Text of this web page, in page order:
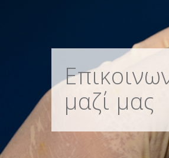
μαζί μας